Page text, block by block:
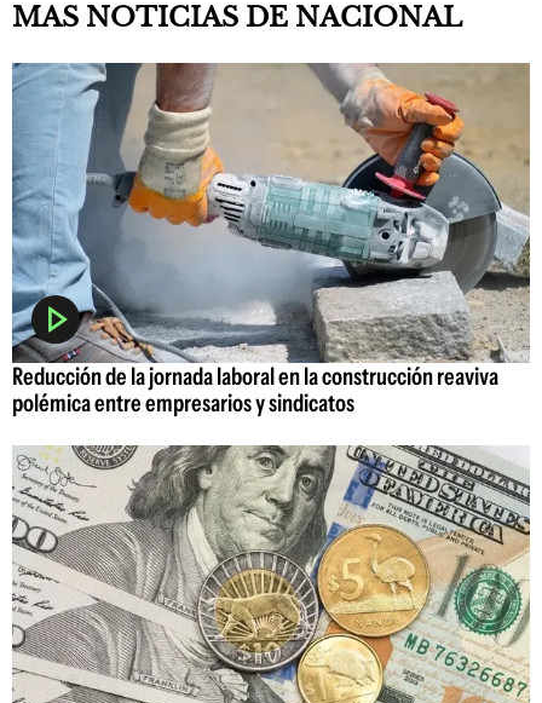
MAS NOTICIAS DE NACIONAL
Reducción de la jornada laboral en la construcción reaviva
polémica entre empresarios y sindicatos